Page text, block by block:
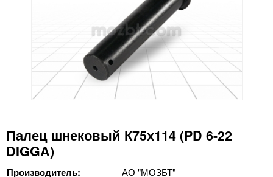
Палец шнековый К75х114 (PD 6-22
DIGGA)
Производитель: АО "МОЗБТ"